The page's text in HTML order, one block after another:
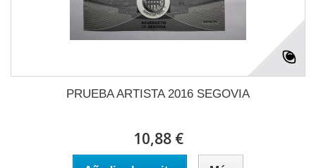
PRUEBA ARTISTA 2016 SEGOVIA
10,88 €